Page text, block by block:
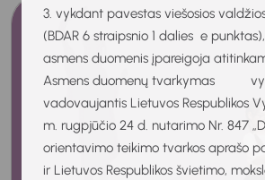
3. vykdant pavestas viešosios
(BDAR 6 straipsnio 1 dalies e
asmens duomenis įpareigoja
Asmens duomenų tvarkymas
vadovaujantis Lietuvos Respublikos
m. rugpjūčio 24 d. nutarimo Nr. 847
orientavimo teikimo tvarkos aprašo
ir Lietuvos Respublikos švietimo,